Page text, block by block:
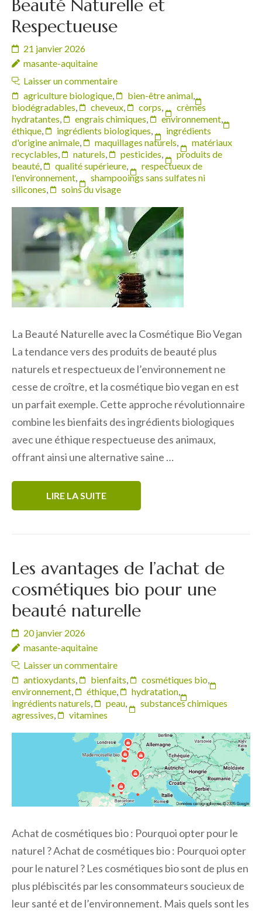
Beauté Naturelle et
Respectueuse
21 janvier 2026
masante-aquitaine
Laisser un commentaire
agriculture biologique, bien-être animal,
biodégradables, cheveux, corps,
crèmes
hydratantes, engrais chimiques, environnement,
éthique, ingrédients biologiques,
ingrédients
d'origine animale, maquillages naturels,
matériaux
recyclables, naturels, pesticides,
produits de
beauté, qualité supérieure,
respectueux de
l'environnement,
shampooings sans sulfates ni
silicones, soins du visage
La Beauté Naturelle avec la Cosmétique Bio Vegan
La tendance vers des produits de beauté plus
naturels et respectueux de l’environnement ne
cesse de croître, et la cosmétique bio vegan en est
un parfait exemple. Cette approche révolutionnaire
combine les bienfaits des ingrédients biologiques
avec une éthique respectueuse des animaux,
offrant ainsi une alternative saine …
LIRE LA SUITE
Les avantages de l’achat de
cosmétiques bio pour une
beauté naturelle
20 janvier 2026
masante-aquitaine
Laisser un commentaire
antioxydants, bienfaits, cosmétiques bio,
environnement, éthique, hydratation,
ingrédients naturels, peau,
substances chimiques
agressives, vitamines
Achat de cosmétiques bio : Pourquoi opter pour le
naturel ? Achat de cosmétiques bio : Pourquoi opter
pour le naturel ? Les cosmétiques bio sont de plus en
plus plébiscités par les consommateurs soucieux de
leur santé et de l’environnement. Mais quels sont les